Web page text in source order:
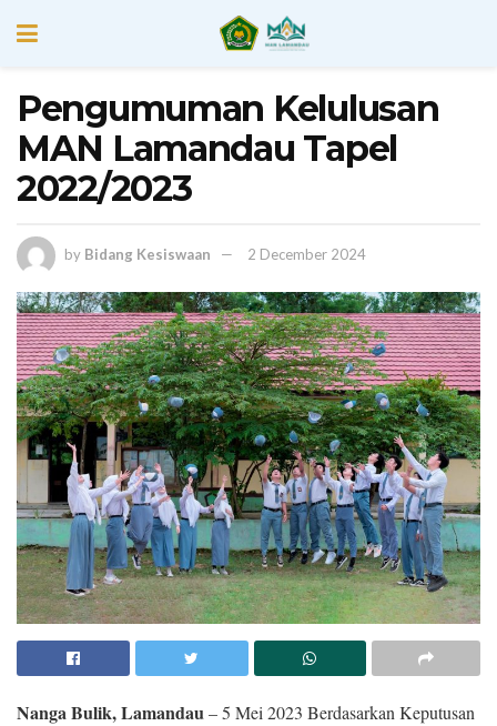
Pengumuman Kelulusan
MAN Lamandau Tapel
2022/2023
by Bidang Kesiswaan 2 December 2024
Nanga Bulik, Lamandau – 5 Mei 2023 Berdasarkan Keputusan